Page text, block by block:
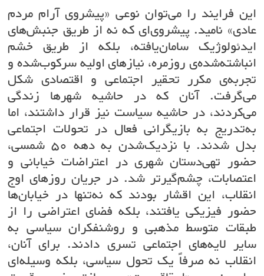
این فرایند را می‌توان نوعی «پیشروی آرام مردم
عادی» نامید. پیشروی‌ای که نه از طریق جنبش‌های
ایدئولوژیک سامان‌یافته، بلکه از طریق خشم
انباشته‌شده‌ی روزمره، نیازهای اولیه سرکوب‌شده و
تجربه‌ی مکرر تحقیر اجتماعی و اقتصادی شکل
می‌گرفت. آنان که در حاشیه شهرها زندگی
می‌کردند، در حاشیه سیاست نیز قرار داشتند، اما
به‌تدریج به بازیگرانی فعال در تحولات اجتماعی
بدل شدند. با نزدیک‌شدن به دهه ۵۰ شمسی،
حضور تهی‌دستان شهری در اعتراضات خیابانی و
اعتصابات، چشم‌گیرتر شد. در جریان روزهای اوج
انقلاب، این اقشار بودند که نه‌تنها در خیابان‌ها
حضور فیزیکی یافتند، بلکه فضای اعتراضی را از
طبقات متوسط مذهبی و روشنفکران سیاسی به
سایر لایه‌های اجتماعی تسری دادند. برای آنان،
انقلاب نه صرفاً یک تحول سیاسی، بلکه وسیله‌ای